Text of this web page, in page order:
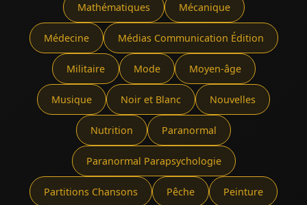
Mathématiques Mécanique
Médecine Médias Communication Édition
Militaire Mode Moyen-âge
Musique Noir et Blanc Nouvelles
Nutrition Paranormal
Paranormal Parapsychologie
Partitions Chansons Pêche Peinture